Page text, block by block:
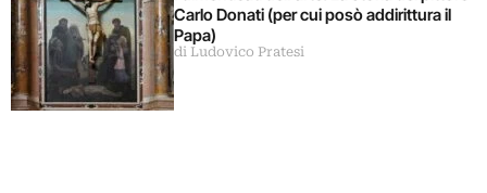
Carlo Donati (per cui posò addirittura il
Papa)
di Ludovico Pratesi